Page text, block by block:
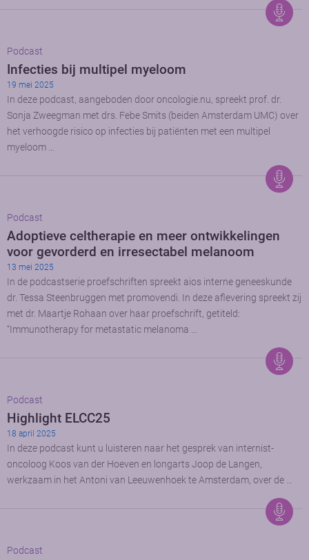
Podcast
Infecties bij multipel myeloom
19 mei 2025
In deze podcast, aangeboden door oncologie.nu, spreekt prof. dr.
Sonja Zweegman met drs. Febe Smits (beiden Amsterdam UMC) over
het verhoogde risico op infecties bij patiënten met een multipel
myeloom …
Podcast
Adoptieve celtherapie en meer ontwikkelingen
voor gevorderd en irresectabel melanoom
13 mei 2025
In de podcastserie proefschriften spreekt aios interne geneeskunde
dr. Tessa Steenbruggen met promovendi. In deze aflevering spreekt zij
met dr. Maartje Rohaan over haar proefschrift, getiteld:
“Immunotherapy for metastatic melanoma …
Podcast
Highlight ELCC25
18 april 2025
In deze podcast kunt u luisteren naar het gesprek van internist-
oncoloog Koos van der Hoeven en longarts Joop de Langen,
werkzaam in het Antoni van Leeuwenhoek te Amsterdam, over de …
Podcast